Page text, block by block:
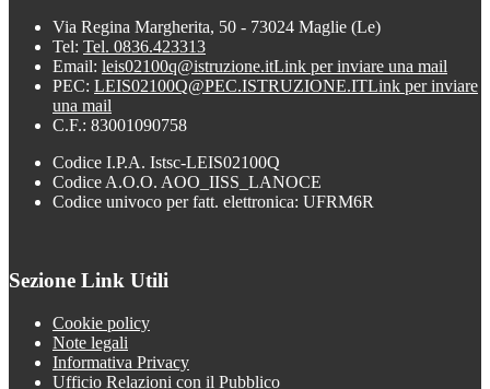
Via Regina Margherita, 50 - 73024 Maglie (Le)
Tel: Tel. 0836.423313
Email: leis02100q@istruzione.itLink per inviare una mail
PEC: LEIS02100Q@PEC.ISTRUZIONE.ITLink per inviare
una mail
C.F.: 83001090758
Codice I.P.A. Istsc-LEIS02100Q
Codice A.O.O. AOO_IISS_LANOCE
Codice univoco per fatt. elettronica: UFRM6R
Sezione Link Utili
Cookie policy
Note legali
Informativa Privacy
Ufficio Relazioni con il Pubblico